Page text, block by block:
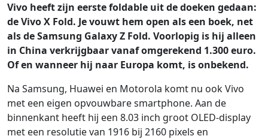
Vivo heeft zijn eerste foldable uit de doeken gedaan:
de Vivo X Fold. Je vouwt hem open als een boek, net
als de Samsung Galaxy Z Fold. Voorlopig is hij alleen
in China verkrijgbaar vanaf omgerekend 1.300 euro.
Of en wanneer hij naar Europa komt, is onbekend.
Na Samsung, Huawei en Motorola komt nu ook Vivo
met een eigen opvouwbare smartphone. Aan de
binnenkant heeft hij een 8.03 inch groot OLED-display
met een resolutie van 1916 bij 2160 pixels en